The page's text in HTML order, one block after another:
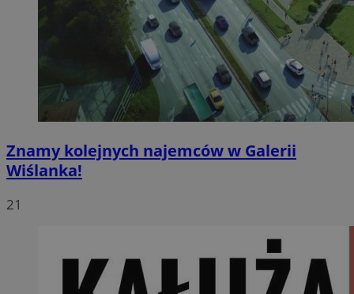
Znamy kolejnych najemców w Galerii
Wiślanka!
21